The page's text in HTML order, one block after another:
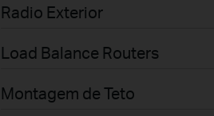
Radio Exterior
Load Balance Routers
Montagem de Teto